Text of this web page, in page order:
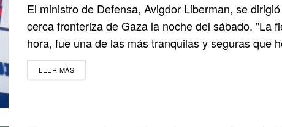
El ministro de Defensa, Avigdor Liberman, se
cerca fronteriza de Gaza la noche del sábado. "La
hora, fue una de las más tranquilas y seguras que
LEER MÁSDETAILS